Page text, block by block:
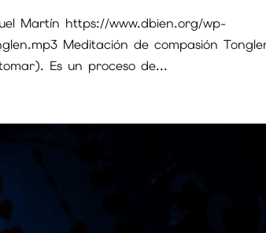
Martín https://www.dbien.org/wp-
Meditación de compasión
Es un proceso de...